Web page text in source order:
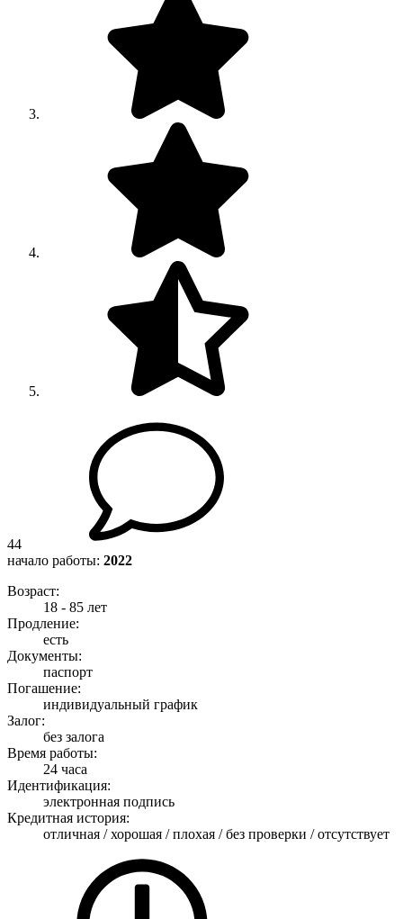
44
начало работы: 2022
Возраст:
18 - 85 лет
Продление:
есть
Документы:
паспорт
Погашение:
индивидуальный график
Залог:
без залога
Время работы:
24 часа
Идентификация:
электронная подпись
Кредитная история:
отличная / хорошая / плохая / без проверки / отсутствует